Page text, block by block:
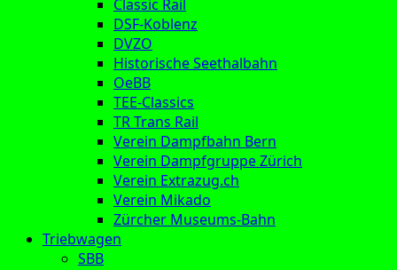
Classic Rail
DSF-Koblenz
DVZO
Historische Seethalbahn
OeBB
TEE-Classics
TR Trans Rail
Verein Dampfbahn Bern
Verein Dampfgruppe Zürich
Verein Extrazug.ch
Verein Mikado
Zürcher Museums-Bahn
Triebwagen
SBB